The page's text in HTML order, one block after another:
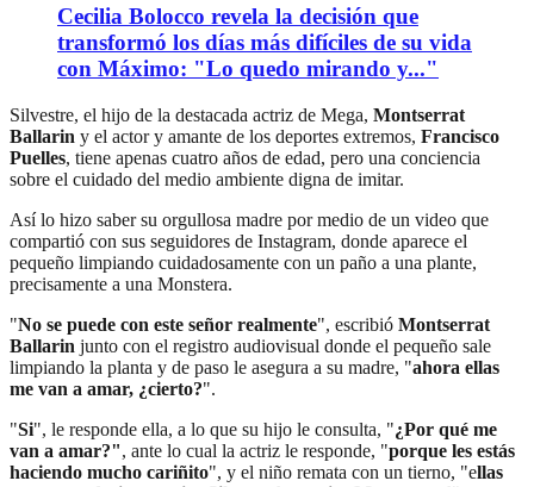
Cecilia Bolocco revela la decisión que
transformó los días más difíciles de su vida
con Máximo: "Lo quedo mirando y..."
Silvestre, el hijo de la destacada actriz de Mega, Montserrat
Ballarin y el actor y amante de los deportes extremos, Francisco
Puelles, tiene apenas cuatro años de edad, pero una conciencia
sobre el cuidado del medio ambiente digna de imitar.
Así lo hizo saber su orgullosa madre por medio de un video que
compartió con sus seguidores de Instagram, donde aparece el
pequeño limpiando cuidadosamente con un paño a una plante,
precisamente a una Monstera.
"No se puede con este señor realmente", escribió Montserrat
Ballarin junto con el registro audiovisual donde el pequeño sale
limpiando la planta y de paso le asegura a su madre, "ahora ellas
me van a amar, ¿cierto?".
"Si", le responde ella, a lo que su hijo le consulta, "¿Por qué me
van a amar?", ante lo cual la actriz le responde, "porque les estás
haciendo mucho cariñito", y el niño remata con un tierno, "ellas